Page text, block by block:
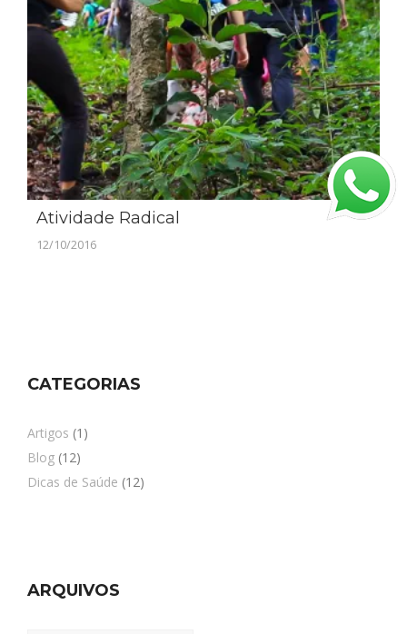
Atividade Radical
12/10/2016
CATEGORIAS
Artigos (1)
Blog (12)
Dicas de Saúde (12)
ARQUIVOS